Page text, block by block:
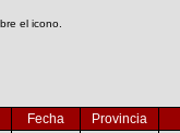
el icono.
Fecha
Provincia